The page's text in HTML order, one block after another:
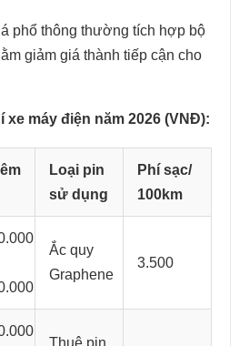
phổ thông thường tích hợp bộ
giảm giá thành tiếp cận cho
máy điện năm 2026 (VNĐ):
Loại pin
sử dụng
Phí sạc/
100km
Ắc quy
Graphene
3.500
Thuê pin